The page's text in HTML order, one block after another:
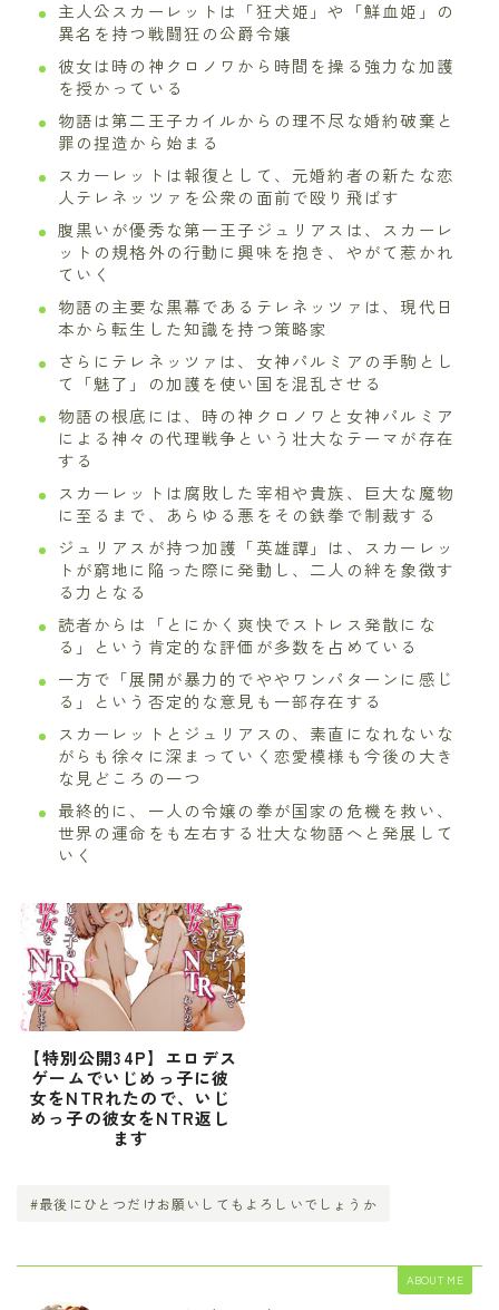
主人公スカーレットは「狂犬姫」や「鮮血姫」の
異名を持つ戦闘狂の公爵令嬢
彼女は時の神クロノワから時間を操る強力な加護
を授かっている
物語は第二王子カイルからの理不尽な婚約破棄と
罪の捏造から始まる
スカーレットは報復として、元婚約者の新たな恋
人テレネッツァを公衆の面前で殴り飛ばす
腹黒いが優秀な第一王子ジュリアスは、スカーレ
ットの規格外の行動に興味を抱き、やがて惹かれ
ていく
物語の主要な黒幕であるテレネッツァは、現代日
本から転生した知識を持つ策略家
さらにテレネッツァは、女神パルミアの手駒とし
て「魅了」の加護を使い国を混乱させる
物語の根底には、時の神クロノワと女神パルミア
による神々の代理戦争という壮大なテーマが存在
する
スカーレットは腐敗した宰相や貴族、巨大な魔物
に至るまで、あらゆる悪をその鉄拳で制裁する
ジュリアスが持つ加護「英雄譚」は、スカーレッ
トが窮地に陥った際に発動し、二人の絆を象徴す
る力となる
読者からは「とにかく爽快でストレス発散にな
る」という肯定的な評価が多数を占めている
一方で「展開が暴力的でややワンパターンに感じ
る」という否定的な意見も一部存在する
スカーレットとジュリアスの、素直になれないな
がらも徐々に深まっていく恋愛模様も今後の大き
な見どころの一つ
最終的に、一人の令嬢の拳が国家の危機を救い、
世界の運命をも左右する壮大な物語へと発展して
いく
【特別公開34P】エロデス
ゲームでいじめっ子に彼
女をNTRれたので、いじ
めっ子の彼女をNTR返し
ます
#最後にひとつだけお願いしてもよろしいでしょうか
ABOUT ME